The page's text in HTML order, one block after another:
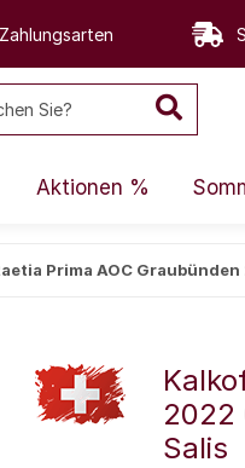
Aktionen %
Prima AOC
2022
Salis